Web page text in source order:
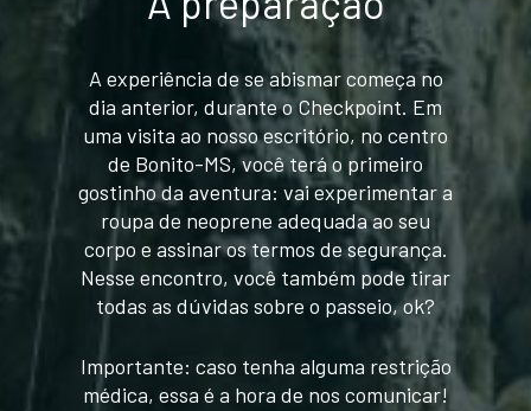
A experiência de se abismar começa no
dia anterior, durante o Checkpoint. Em
uma visita ao nosso escritório, no centro
de Bonito-MS, você terá o primeiro
gostinho da aventura: vai experimentar a
roupa de neoprene adequada ao seu
corpo e assinar os termos de segurança.
Nesse encontro, você também pode tirar
todas as dúvidas sobre o passeio, ok?
Importante: caso tenha alguma restrição
médica, essa é a hora de nos comunicar!